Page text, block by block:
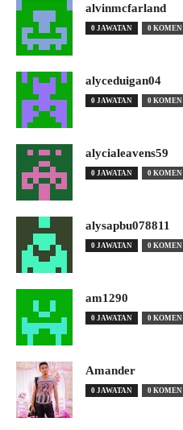
alvinmcfarland
0 JAWATAN 0 KOMEN
alyceduigan04
0 JAWATAN 0 KOMEN
alycialeavens59
0 JAWATAN 0 KOMEN
alysapbu078811
0 JAWATAN 0 KOMEN
am1290
0 JAWATAN 0 KOMEN
Amander
0 JAWATAN 0 KOMEN